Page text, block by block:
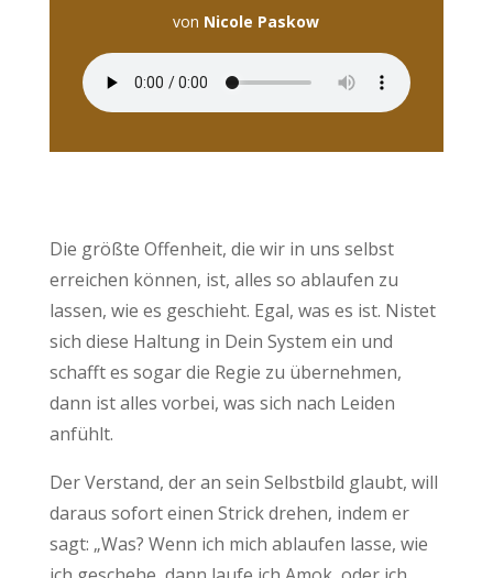
von Nicole Paskow
Die größte Offenheit, die wir in uns selbst
erreichen können, ist, alles so ablaufen zu
lassen, wie es geschieht. Egal, was es ist. Nistet
sich diese Haltung in Dein System ein und
schafft es sogar die Regie zu übernehmen,
dann ist alles vorbei, was sich nach Leiden
anfühlt.
Der Verstand, der an sein Selbstbild glaubt, will
daraus sofort einen Strick drehen, indem er
sagt: „Was? Wenn ich mich ablaufen lasse, wie